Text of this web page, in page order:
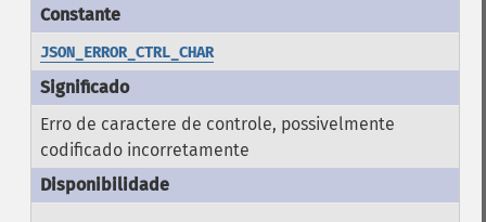
JSON_ERROR_CTRL_CHAR
Erro de caractere de controle, possivelmente
codificado incorretamente